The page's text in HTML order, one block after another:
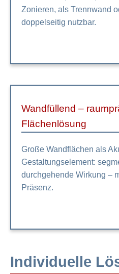
Zonieren, als Trennwand
doppelseitig nutzbar.
Wandfüllend –
Flächenlösung
Große Wandflächen als
Gestaltungselement:
durchgehende Wirkung –
Präsenz.
Individuelle